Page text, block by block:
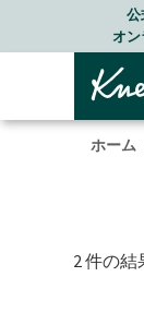
Skip to main
Skip to footer
公
オン
ホーム
2 件の結